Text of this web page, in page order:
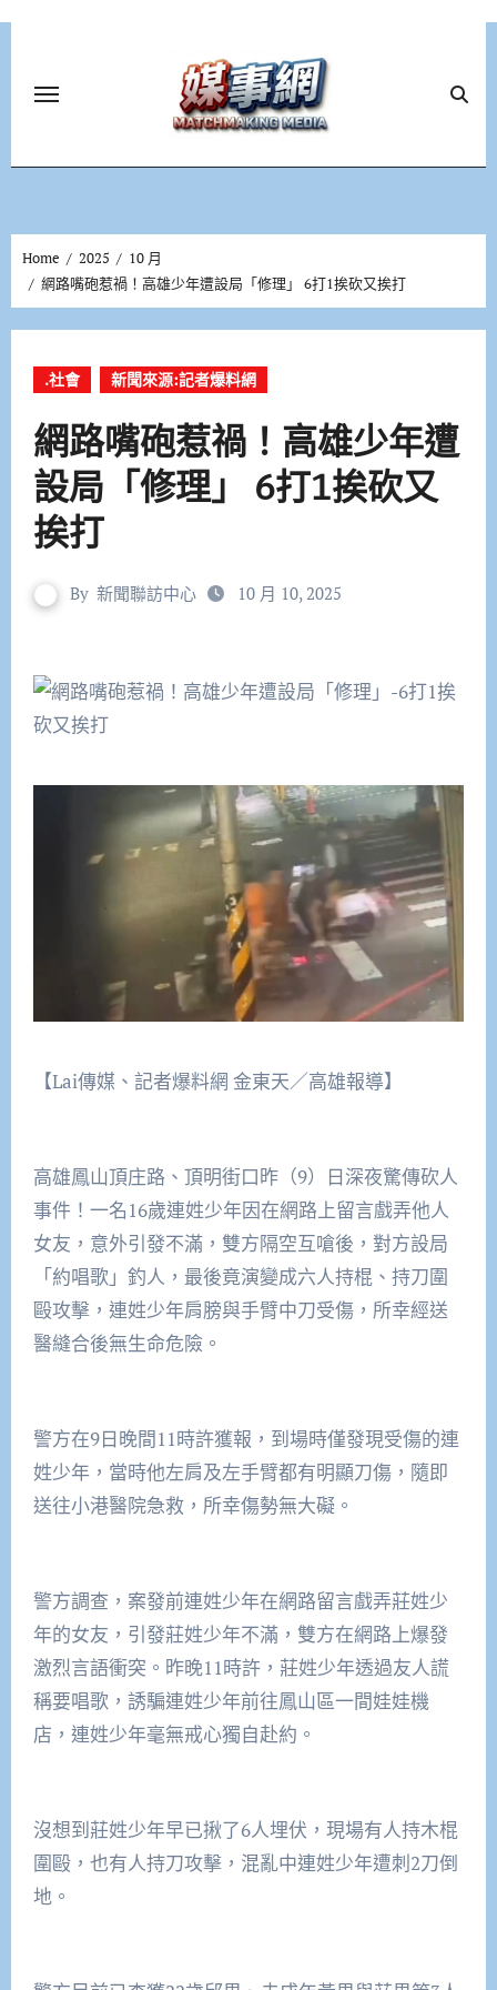
Home 2025
10 月
網路嘴砲惹禍！高雄少年遭設局「修理」 6打1挨砍又挨打
.社會 新聞來源:記者爆料網
網路嘴砲惹禍！高雄少年遭
設局「修理」 6打1挨砍又
挨打
By 新聞聯訪中心 10 月 10, 2025
【Lai傳媒、記者爆料網 金東天／高雄報導】
高雄鳳山頂庄路、頂明街口昨（9）日深夜驚傳砍人
事件！一名16歲連姓少年因在網路上留言戲弄他人
女友，意外引發不滿，雙方隔空互嗆後，對方設局
「約唱歌」釣人，最後竟演變成六人持棍、持刀圍
毆攻擊，連姓少年肩膀與手臂中刀受傷，所幸經送
醫縫合後無生命危險。
警方在9日晚間11時許獲報，到場時僅發現受傷的連
姓少年，當時他左肩及左手臂都有明顯刀傷，隨即
送往小港醫院急救，所幸傷勢無大礙。
警方調查，案發前連姓少年在網路留言戲弄莊姓少
年的女友，引發莊姓少年不滿，雙方在網路上爆發
激烈言語衝突。昨晚11時許，莊姓少年透過友人謊
稱要唱歌，誘騙連姓少年前往鳳山區一間娃娃機
店，連姓少年毫無戒心獨自赴約。
沒想到莊姓少年早已揪了6人埋伏，現場有人持木棍
圍毆，也有人持刀攻擊，混亂中連姓少年遭刺2刀倒
地。